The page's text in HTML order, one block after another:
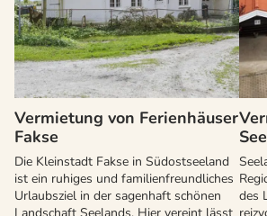
Vermietung von Ferienhäuser
Fakse
Die Kleinstadt Fakse in Südostseeland
ist ein ruhiges und familienfreundliches
Urlaubsziel in der sagenhaft schönen
des